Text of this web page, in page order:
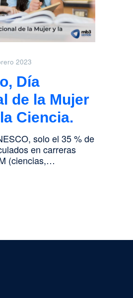
la
Mujer
y
la
en
la
Ciencia.
2023
Día
de la Mujer
Ciencia.
solo el 35 % de
en carreras
(ciencias,…